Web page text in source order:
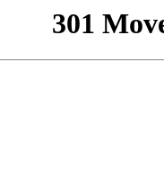
301